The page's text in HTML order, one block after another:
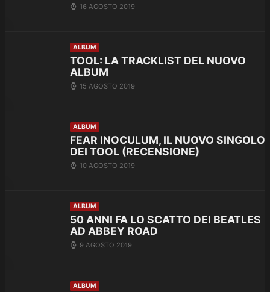
16 AGOSTO 2019
ALBUM
TOOL: LA TRACKLIST DEL NUOVO
ALBUM
15 AGOSTO 2019
ALBUM
FEAR INOCULUM, IL NUOVO SINGOLO
DEI TOOL (RECENSIONE)
10 AGOSTO 2019
ALBUM
50 ANNI FA LO SCATTO DEI BEATLES
AD ABBEY ROAD
9 AGOSTO 2019
ALBUM